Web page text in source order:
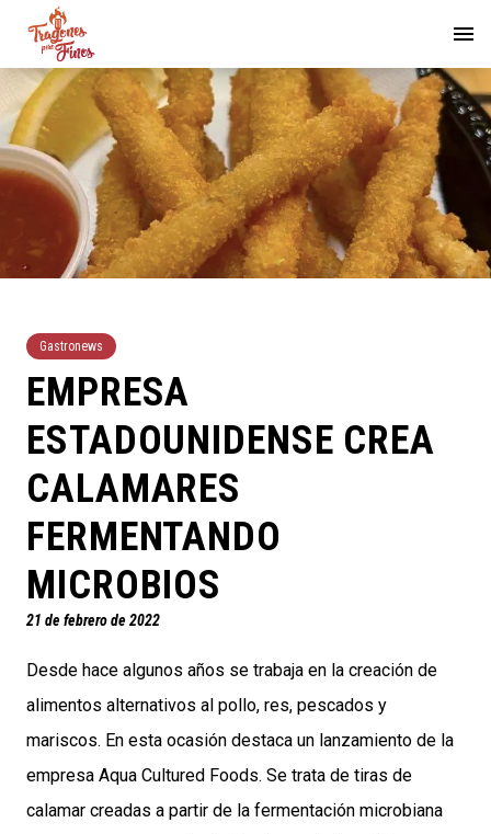
Gastronews
EMPRESA
ESTADOUNIDENSE CREA
CALAMARES
FERMENTANDO
MICROBIOS
21 de febrero de 2022
Desde hace algunos años se trabaja en la creación de
alimentos alternativos al pollo, res, pescados y
mariscos. En esta ocasión destaca un lanzamiento de la
empresa Aqua Cultured Foods. Se trata de tiras de
calamar creadas a partir de la fermentación microbiana